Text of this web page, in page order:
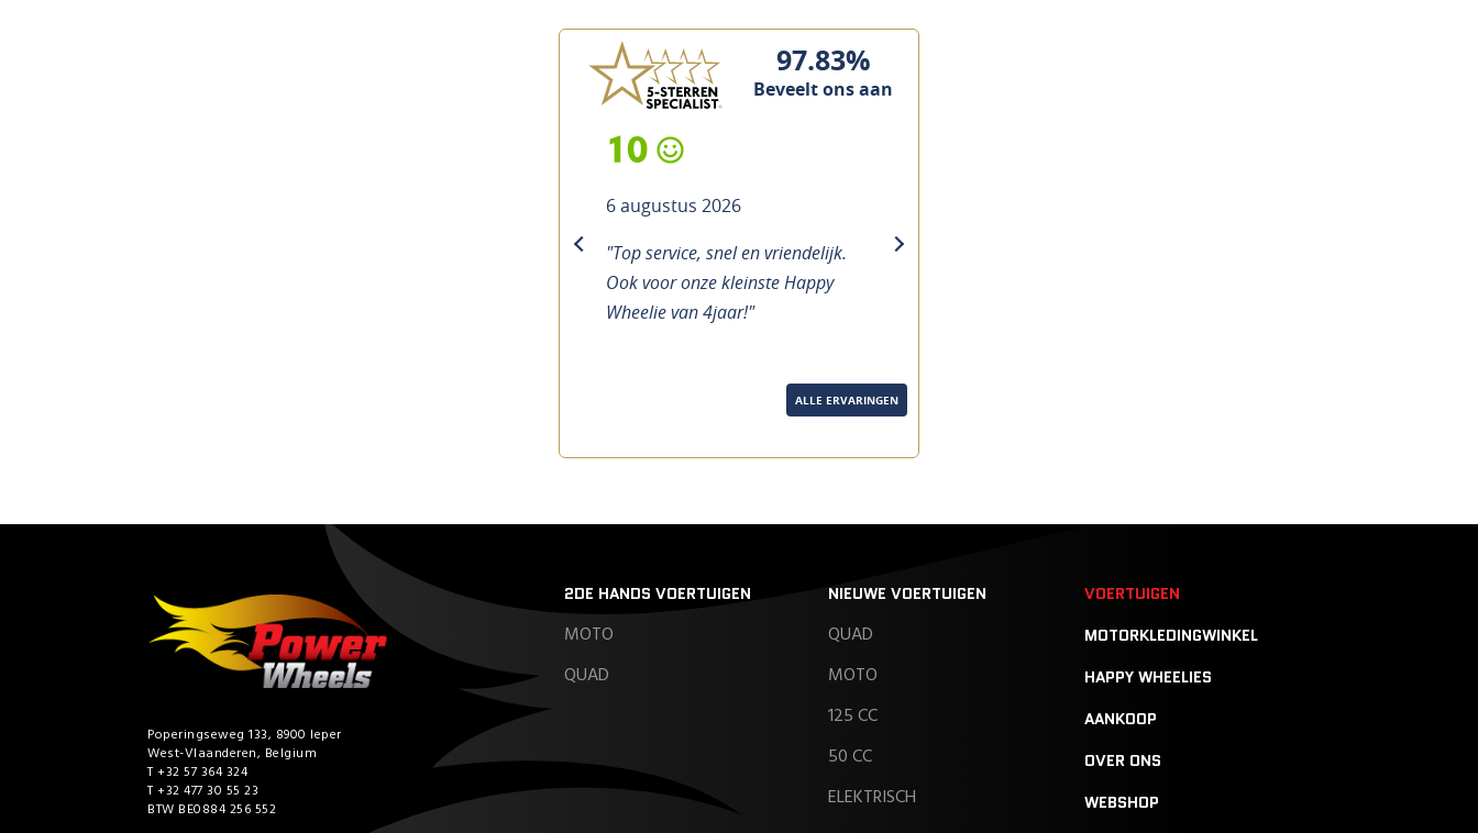
97.83%
Beveelt ons aan
10
6 augustus 2026
"Top service, snel en vriendelijk.
Ook voor onze kleinste Happy
Wheelie van 4jaar!"
previous next
ALLE ERVARINGEN
Poperingseweg 133, 8900 Ieper
West-Vlaanderen, Belgium
T +32 57 364 324
T +32 477 30 55 23
BTW BE0884 256 552
2DE HANDS VOERTUIGEN
MOTO
QUAD
NIEUWE VOERTUIGEN
QUAD
MOTO
125 CC
50 CC
ELEKTRISCH
VOERTUIGEN
MOTORKLEDINGWINKEL
HAPPY WHEELIES
AANKOOP
OVER ONS
WEBSHOP